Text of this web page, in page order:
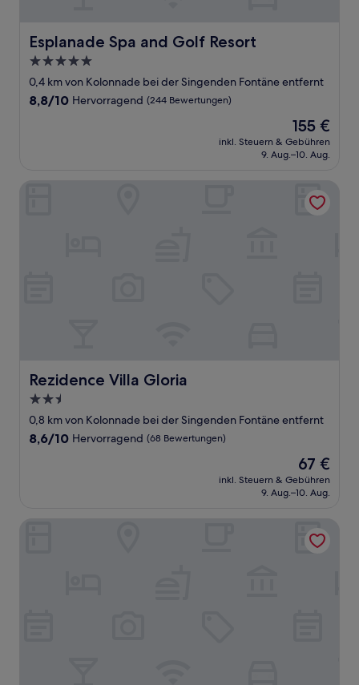
Esplanade Spa and Golf Resort
Esplanade Spa and Golf Resort
5.0-
Sterne-
Unterkunft
0,4 km von Kolonnade bei der Singenden Fontäne entfernt
8.8
8,8/10 Hervorragend (244 Bewertungen)
Der
Preis
beträgt
155 €
inkl. Steuern & Gebühren
9. Aug.–10. Aug.
Rezidence Villa Gloria
Rezidence Villa Gloria
2.5-
Sterne-
Unterkunft
0,8 km von Kolonnade bei der Singenden Fontäne entfernt
8.6
8,6/10 Hervorragend (68 Bewertungen)
Der
Preis
beträgt
67 €
inkl. Steuern & Gebühren
9. Aug.–10. Aug.